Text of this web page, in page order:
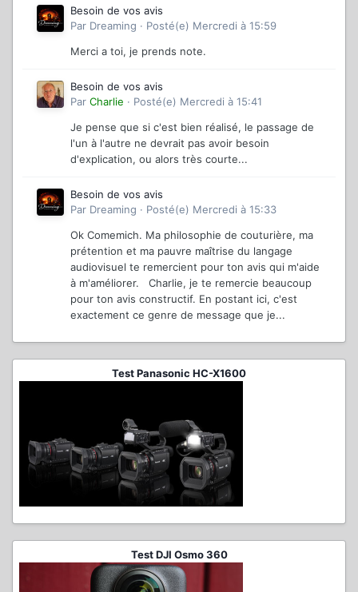
Besoin de vos avis
Par Dreaming · Posté(e) Mercredi à 15:59
Merci a toi, je prends note.
Besoin de vos avis
Par Charlie · Posté(e) Mercredi à 15:41
Je pense que si c'est bien réalisé, le passage de
l'un à l'autre ne devrait pas avoir besoin
d'explication, ou alors très courte...
Besoin de vos avis
Par Dreaming · Posté(e) Mercredi à 15:33
Ok Comemich. Ma philosophie de couturière, ma
prétention et ma pauvre maîtrise du langage
audiovisuel te remercient pour ton avis qui m'aide
à m'améliorer. Charlie, je te remercie beaucoup
pour ton avis constructif. En postant ici, c'est
exactement ce genre de message que je...
Test Panasonic HC-X1600
Test DJI Osmo 360